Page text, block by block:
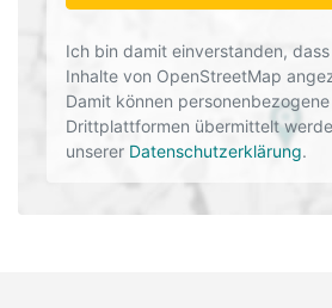
Ich bin damit einverstanden,
Inhalte von OpenStreetMap
Damit können
Drittplattformen übermittelt
unserer Datenschutzerklärung.